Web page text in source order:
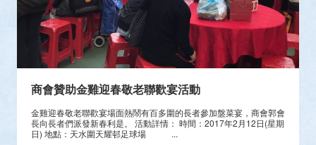
商會贊助金雞迎春敬老聯歡宴活動
金雞迎春敬老聯歡宴場面熱鬧有百多圍的長者參加盤菜宴，商會郭會
長向長者們派發新春利是。 活動詳情： 時間：2017年2月12日(星期
日) 地點：天水圍天耀邨足球場 ...